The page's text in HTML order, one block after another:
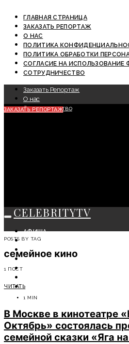
ГЛАВНАЯ СТРАНИЦА
ЗАКАЗАТЬ РЕПОРТАЖ
О НАС
ПОЛИТИКА
ПОЛИТИКА ОБРАБОТКИ
СОГЛАСИЕ НА ИСПОЛЬЗОВАНИЕ
СОТРУДНИЧЕСТВО
Заказать Репортаж
О нас
Сотрудничество
ЗАКАЗАТЬ РЕПОРТАЖ
CELEBRITYTV
АФИША
СОБЫТИЯ
КРАСОТА
МОДА
СОВЕТЫ ЭКСПЕРТОВ
POSTS BY TAG
семейное кино
1 ПОСТ
ЧИТАТЬ
1 MIN
В Москве в кинотеатре
Октябрь» состоялась
семейной сказки «Яга